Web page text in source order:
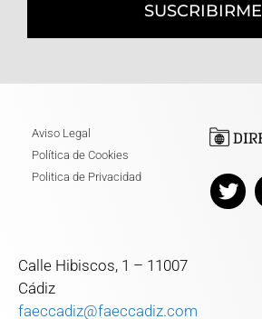
SUSCRIBIRME
Aviso Legal
Política de Cookies
Politica de Privacidad
Calle Hibiscos, 1 – 11007
Cádiz
faeccadiz@faeccadiz.com